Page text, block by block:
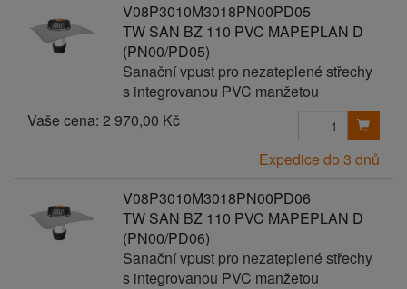
V08P3010M3018PN00PD05
TW SAN BZ 110 PVC MAPEPLAN D
(PN00/PD05)
Sanační vpust pro nezateplené střechy
s integrovanou PVC manžetou
Vaše cena: 2 970,00 Kč
Expedice do 3 dnů
V08P3010M3018PN00PD06
TW SAN BZ 110 PVC MAPEPLAN D
(PN00/PD06)
Sanační vpust pro nezateplené střechy
s integrovanou PVC manžetou